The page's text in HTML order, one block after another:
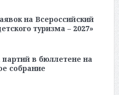
на Всероссийский
туризма – 2027»
в бюллетене на
собрание